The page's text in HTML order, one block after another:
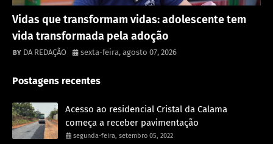
Vidas que transformam vidas: adolescente tem
vida transformada pela adoção
DA REDAÇÃO sexta-feira, agosto 07, 2026
Postagens recentes
Acesso ao residencial Cristal da Calama
começa a receber pavimentação
segunda-feira, setembro 05, 2022